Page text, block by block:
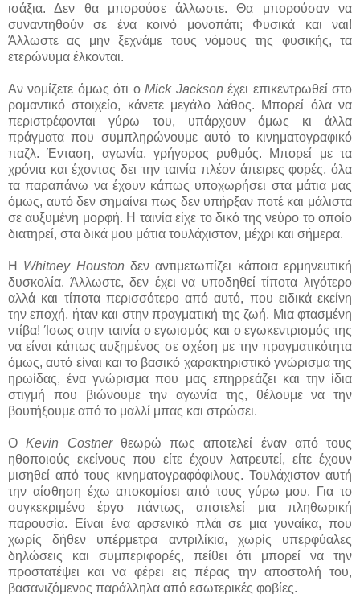
ισάξια. Δεν θα μπορούσε άλλωστε. Θα μπορούσαν να
συναντηθούν σε ένα κοινό μονοπάτι; Φυσικά και ναι!
Άλλωστε ας μην ξεχνάμε τους νόμους της φυσικής, τα
ετερώνυμα έλκονται.
Αν νομίζετε όμως ότι οMick Jackson έχει επικεντρωθεί στο
ρομαντικό στοιχείο, κάνετε μεγάλο λάθος. Μπορεί όλα να
περιστρέφονται γύρω του, υπάρχουν όμως κι άλλα
πράγματα που συμπληρώνουμε αυτό το κινηματογραφικό
παζλ. Ένταση, αγωνία, γρήγορος ρυθμός. Μπορεί με τα
χρόνια και έχοντας δει την ταινία πλέον άπειρες φορές, όλα
τα παραπάνω να έχουν κάπως υποχωρήσει στα μάτια μας
όμως, αυτό δεν σημαίνει πως δεν υπήρξαν ποτέ και μάλιστα
σε αυξυμένη μορφή. Η ταινία είχε το δικό της νεύρο το οποίο
διατηρεί, στα δικά μου μάτια τουλάχιστον, μέχρι και σήμερα.
Η Whitney Houston δεν αντιμετωπίζει κάποια ερμηνευτική
δυσκολία. Άλλωστε, δεν έχει να υποδηθεί τίποτα λιγότερο
αλλά και τίποτα περισσότερο από αυτό, που ειδικά εκείνη
την εποχή, ήταν και στην πραγματική της ζωή. Μια φτασμένη
ντίβα! Ίσως στην ταινία ο εγωισμός και ο εγωκεντρισμός της
να είναι κάπως αυξημένος σε σχέση με την πραγματικότητα
όμως, αυτό είναι και το βασικό χαρακτηριστικό γνώρισμα της
ηρωίδας, ένα γνώρισμα που μας επηρρεάζει και την ίδια
στιγμή που βιώνουμε την αγωνία της, θέλουμε να την
βουτήξουμε από το μαλλί μπας και στρώσει.
Ο Kevin Costnerθεωρώ πως αποτελεί έναν από τους
ηθοποιούς εκείνους που είτε έχουν λατρευτεί, είτε έχουν
μισηθεί από τους κινηματογραφόφιλους. Τουλάχιστον αυτή
την αίσθηση έχω αποκομίσει από τους γύρω μου. Για το
συγκεκριμένο έργο πάντως, αποτελεί μια πληθωρική
παρουσία. Είναι ένα αρσενικό πλάι σε μια γυναίκα, που
χωρίς δήθεν υπέρμετρα αντριλίκια, χωρίς υπερφύαλες
δηλώσεις και συμπεριφορές, πείθει ότι μπορεί να την
προστατέψει και να φέρει εις πέρας την αποστολή του,
βασανιζόμενος παράλληλα από εσωτερικές φοβίες.